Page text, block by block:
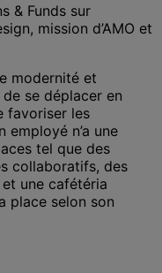
& Funds sur
mission d’AMO et
modernité et
se déplacer en
favoriser les
employé n’a une
tel que des
collaboratifs, des
une cafétéria
place selon son